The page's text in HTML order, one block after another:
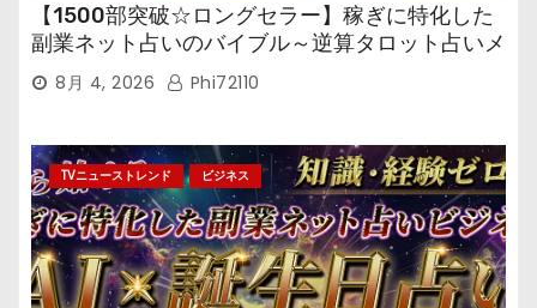
【1500部突破☆ロングセラー】稼ぎに特化した
副業ネット占いのバイブル～逆算タロット占いメ
ール鑑定マニュアル～
8月 4, 2026 Phi72110
TVニューストレンド ビジネス